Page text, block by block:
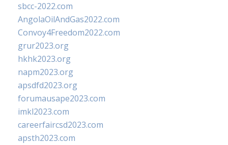
sbcc-2022.com
AngolaOilAndGas2022.com
Convoy4Freedom2022.com
grur2023.org
hkhk2023.org
napm2023.org
apsdfd2023.org
forumausape2023.com
imkl2023.com
careerfaircsd2023.com
apsth2023.com